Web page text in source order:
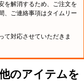
を解消するため、ご注文を
、ご連絡事項はタイムリー
て対応させていただきま
のアイテムを